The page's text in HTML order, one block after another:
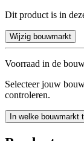
Dit product is in
Wijzig bouwmarkt
Voorraad in de
Selecteer jouw
controleren.
In welke bouwmarkt